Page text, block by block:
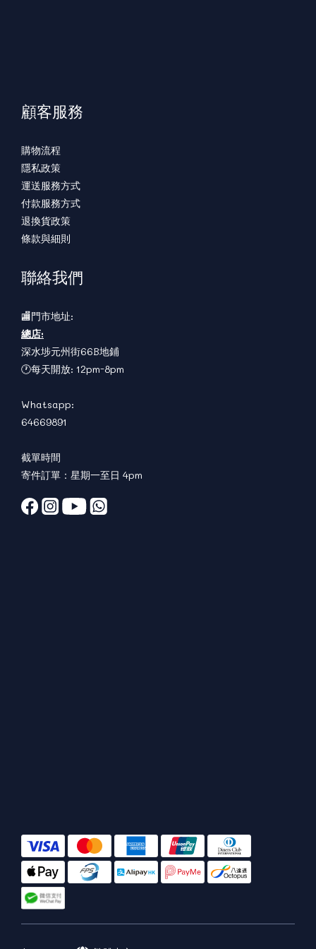
顧客服務
購物流程
隱私政策
運送服務方式
付款服務方式
退換貨政策
條款與細則
聯絡我們
🏬門市地址:
總店:
深水埗元州街66B地鋪
🕐每天開放: 12pm-8pm
Whatsapp:
64669891
截單時間
寄件訂單：星期一至日 4pm